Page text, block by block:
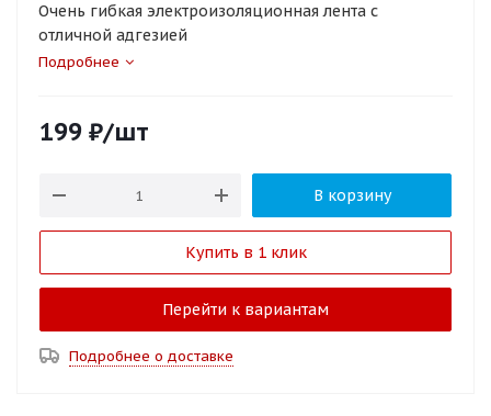
Очень гибкая электроизоляционная лента с
отличной адгезией
Подробнее
199 ₽/шт
В корзину
Купить в 1 клик
Перейти к вариантам
Подробнее о доставке